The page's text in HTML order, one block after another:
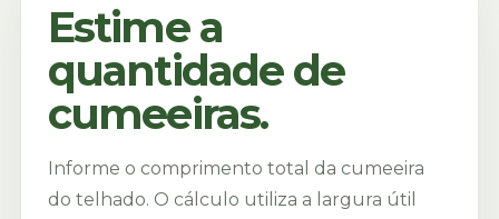
Estime a
quantidade de
cumeeiras.
Informe o comprimento total da cumeeira
do telhado. O cálculo utiliza a largura útil